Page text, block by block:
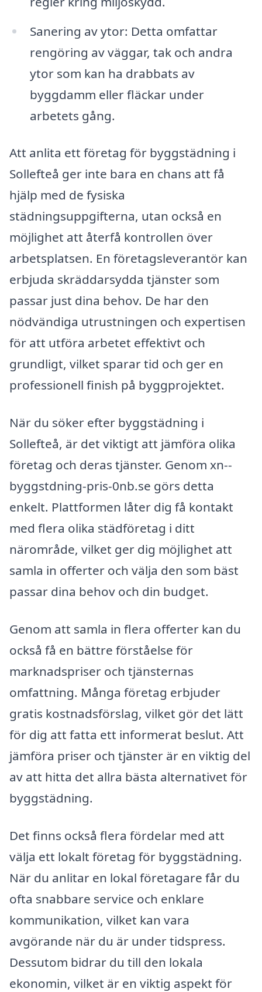
Sanering av ytor: Detta omfattar
rengöring av väggar, tak och andra
ytor som kan ha drabbats av
byggdamm eller fläckar under
arbetets gång.
Att anlita ett företag för byggstädning i
Sollefteå ger inte bara en chans att få
hjälp med de fysiska
städningsuppgifterna, utan också en
möjlighet att återfå kontrollen över
arbetsplatsen. En företagsleverantör kan
erbjuda skräddarsydda tjänster som
passar just dina behov. De har den
nödvändiga utrustningen och expertisen
för att utföra arbetet effektivt och
grundligt, vilket sparar tid och ger en
professionell finish på byggprojektet.
När du söker efter byggstädning i
Sollefteå, är det viktigt att jämföra olika
företag och deras tjänster. Genom xn--
byggstdning-pris-0nb.se görs detta
enkelt. Plattformen låter dig få kontakt
med flera olika städföretag i ditt
närområde, vilket ger dig möjlighet att
samla in offerter och välja den som bäst
passar dina behov och din budget.
Genom att samla in flera offerter kan du
också få en bättre förståelse för
marknadspriser och tjänsternas
omfattning. Många företag erbjuder
gratis kostnadsförslag, vilket gör det lätt
för dig att fatta ett informerat beslut. Att
jämföra priser och tjänster är en viktig del
av att hitta det allra bästa alternativet för
byggstädning.
Det finns också flera fördelar med att
välja ett lokalt företag för byggstädning.
När du anlitar en lokal företagare får du
ofta snabbare service och enklare
kommunikation, vilket kan vara
avgörande när du är under tidspress.
Dessutom bidrar du till den lokala
ekonomin, vilket är en viktig aspekt för